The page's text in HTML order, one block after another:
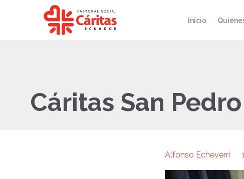
Inicio
Cáritas San
Alfonso Echeverri